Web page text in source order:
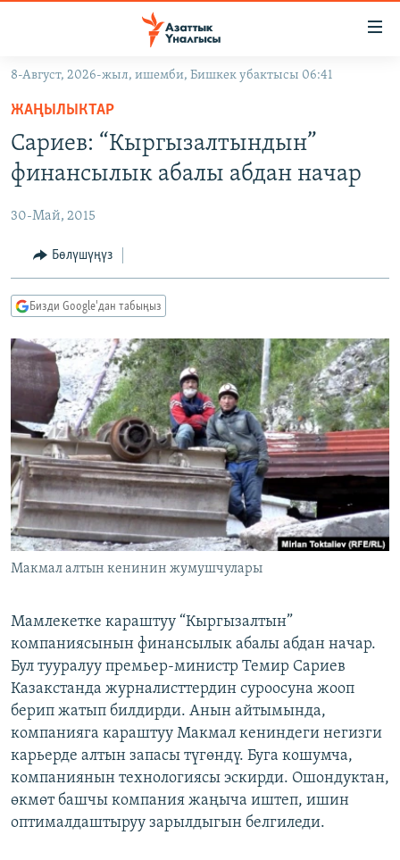
Навигацияга
өтүңүз
Издөөгө
салыңыз
КЫРГЫЗСТАН
КЫРГЫЗСТАН
ЭКОНОМИКА
МАДАНИЯТ
ДҮЙНӨ
БОРБОР АЗИЯ
УКРАИНА
АТАЙЫН ИЛИКТӨӨ
ТВ ПРОГРАММАЛАР
ЭКСПЕРТТЕР ТАЛДАЙТ
БИЗ ЖАНА ДҮЙНӨ
ДАНИСТЕ
ЭЖЕ-СИҢДИЛЕР
АЗАТТЫК+
ЫҢГАЙСЫЗ СУРООЛОР
ӨЗГӨЧӨ ПИКИР
Русский
ОНЛАЙН ШЕРИНЕ
ЭЕ/АРнун бардык сайттары
8-Август, 2026-жыл, ишемби, Бишкек убактысы 06:41
ЖАҢЫЛЫКТАР
Сариев: “Кыргызалтындын”
финансылык абалы абдан начар
30-Май, 2015
Бөлүшүңүз
Бизди Google'дан табыңыз
Макмал алтын кенинин жумушчулары
Мамлекетке караштуу “Кыргызалтын”
компаниясынын финансылык абалы абдан начар.
Бул тууралуу премьер-министр Темир Сариев
Казакстанда журналисттердин суроосуна жооп
берип жатып билдирди. Анын айтымында,
компанияга караштуу Макмал кениндеги негизги
карьерде алтын запасы түгөндү. Буга кошумча,
компаниянын технологиясы эскирди. Ошондуктан,
өкмөт башчы компания жаңыча иштеп, ишин
оптималдаштыруу зарылдыгын белгиледи.